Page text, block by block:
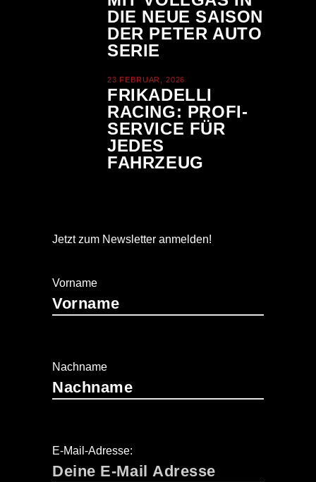
DIE NEUE SAISON
DER PETER AUTO
SERIE
23 FEBRUAR, 2026
FRIKADELLI
RACING: PROFI-
SERVICE FÜR
JEDES
FAHRZEUG
Jetzt zum Newsletter anmelden!
Vorname
Nachname
E-Mail-Adresse: